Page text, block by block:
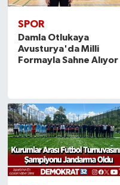
SPOR
Damla Otlukaya
Avusturya'da Milli
Formayla Sahne Alıyor